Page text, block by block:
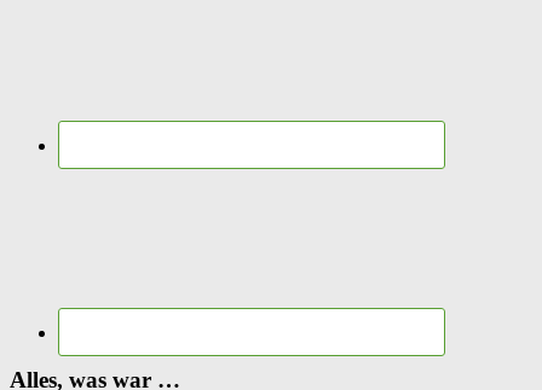
Alles, was war …